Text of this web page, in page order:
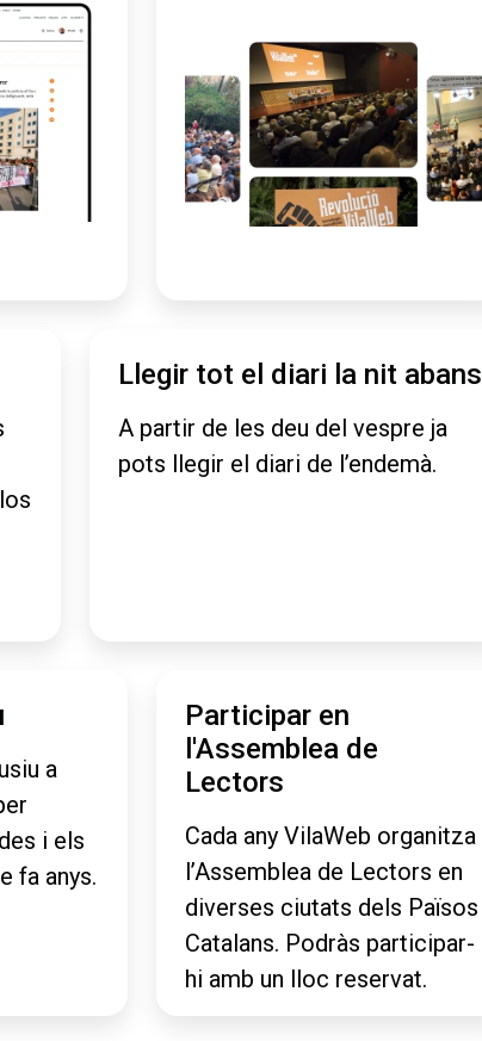
Llegir tot el diari la nit abans
A partir de les deu del vespre ja
pots llegir el diari de l’endemà.
a
i els
fa anys.
Participar en
l'Assemblea de
Lectors
Cada any VilaWeb organitza
l’Assemblea de Lectors en
diverses ciutats dels Països
Catalans. Podràs participar-
hi amb un lloc reservat.